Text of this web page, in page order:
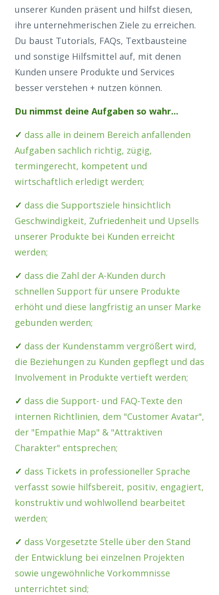
unserer Kunden präsent und hilfst diesen,
ihre unternehmerischen Ziele zu erreichen.
Du baust Tutorials, FAQs, Textbausteine
und sonstige Hilfsmittel auf, mit denen
Kunden unsere Produkte und Services
besser verstehen + nutzen können.
Du nimmst deine Aufgaben so wahr...
✓ dass alle in deinem Bereich anfallenden
Aufgaben sachlich richtig, zügig,
termingerecht, kompetent und
wirtschaftlich erledigt werden;
✓ dass die Supportsziele hinsichtlich
Geschwindigkeit, Zufriedenheit und Upsells
unserer Produkte bei Kunden erreicht
werden;
✓ dass die Zahl der A-Kunden durch
schnellen Support für unsere Produkte
erhöht und diese langfristig an unser Marke
gebunden werden;
✓ dass der Kundenstamm vergrößert wird,
die Beziehungen zu Kunden gepflegt und das
Involvement in Produkte vertieft werden;
✓ dass die Support- und FAQ-Texte den
internen Richtlinien, dem "Customer Avatar",
der "Empathie Map" & "Attraktiven
Charakter" entsprechen;
✓ dass Tickets in professioneller Sprache
verfasst sowie hilfsbereit, positiv, engagiert,
konstruktiv und wohlwollend bearbeitet
werden;
✓ dass Vorgesetzte Stelle über den Stand
der Entwicklung bei einzelnen Projekten
sowie ungewöhnliche Vorkommnisse
unterrichtet sind;